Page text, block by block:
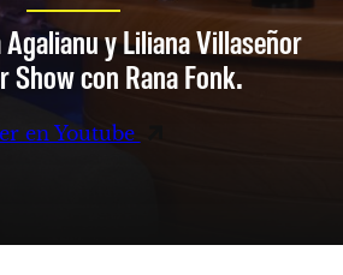
Agalianu y Liliana Villaseñor
Show con Rana Fonk.
en Youtube